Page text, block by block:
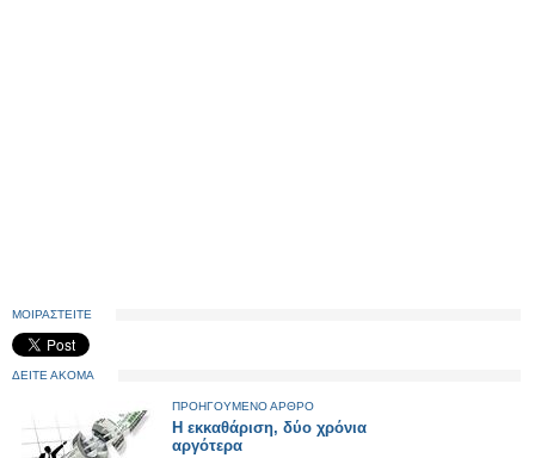
ΜΟΙΡΑΣΤΕΙΤΕ
ΔΕΙΤΕ ΑΚΟΜΑ
ΠΡΟΗΓΟΥΜΕΝΟ ΑΡΘΡΟ
Η εκκαθάριση, δύο χρόνια
αργότερα